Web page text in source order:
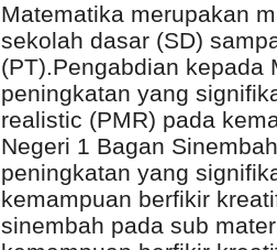
Matematika merupakan
sekolah dasar (SD)
(PT).Pengabdian kepada
peningkatan yang
realistic (PMR) pada
Negeri 1 Bagan
peningkatan yang
kemampuan berfikir
sinembah pada sub